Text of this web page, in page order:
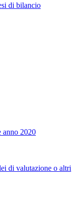
di bilancio
anno 2020
di valutazione o altri